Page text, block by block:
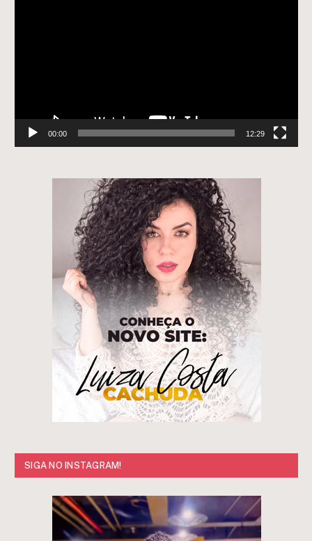
00:00 12:29
SIGA NO INSTAGRAM!